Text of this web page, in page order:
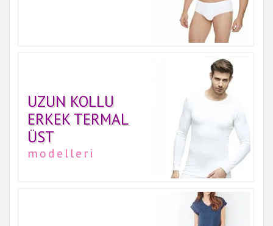
UZUN KOLLU
ERKEK TERMAL
ÜST
modelleri